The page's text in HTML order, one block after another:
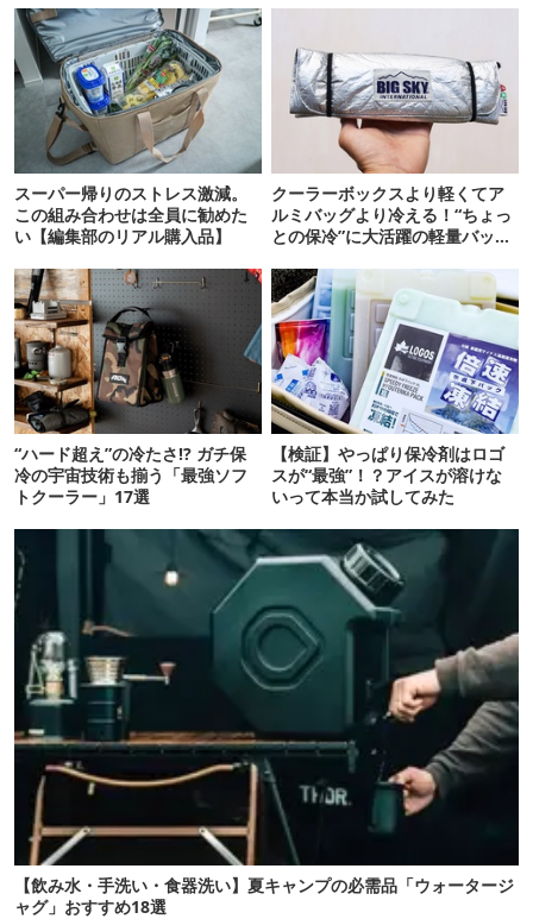
スーパー帰りのストレス激減。
この組み合わせは全員に勧めた
い【編集部のリアル購入品】
クーラーボックスより軽くてア
ルミバッグより冷える！“ちょっ
との保冷”に大活躍の軽量バッグ
“ハード超え”の冷たさ!? ガチ保
冷の宇宙技術も揃う「最強ソフ
トクーラー」17選
【検証】やっぱり保冷剤はロゴ
スが“最強”！？アイスが溶けな
いって本当か試してみた
【飲み水・手洗い・食器洗い】夏キャンプの必需品「ウォータージ
ャグ」おすすめ18選